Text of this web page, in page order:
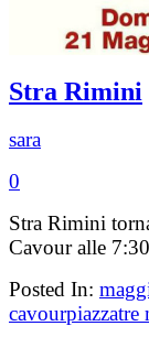
Stra Rimini
sara
0
Stra Rimini
Cavour alle
Posted In:
cavourpiazzatre